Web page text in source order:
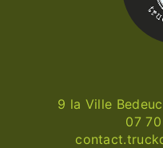
9 la Ville
07